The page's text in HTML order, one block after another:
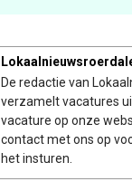
De redactie van
verzamelt vacatures
vacature op onze
contact met ons op
het insturen.